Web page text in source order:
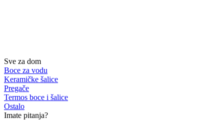
Sve za dom
Boce za vodu
Keramičke šalice
Pregače
Termos boce i šalice
Ostalo
Imate pitanja?